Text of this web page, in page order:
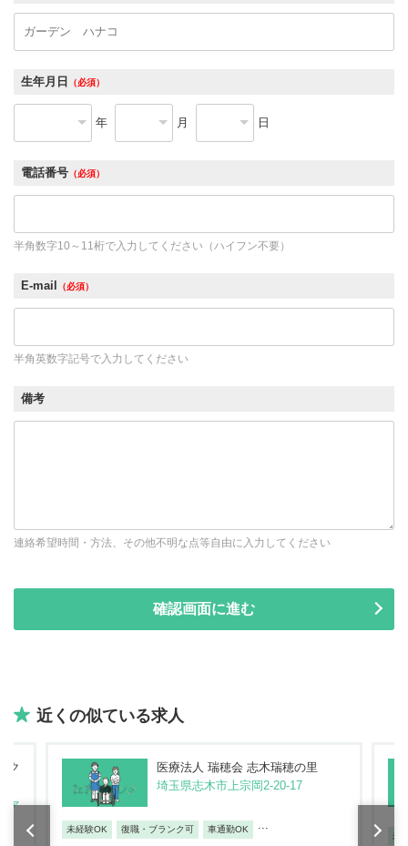
生年月日 （必須）
年 月 日
電話番号 （必須）
半角数字10～11桁で入力してください（ハイフン不要）
E-mail （必須）
半角英数字記号で入力してください
備考
連絡希望時間・方法、その他不明な点等自由に入力してください
近くの似ている求人
ク
ァ
医療法人 瑞穂会 志木瑞穂の里
埼玉県志木市上宗岡2-20-17
未経験OK 復職・ブランク可 車通勤OK
未